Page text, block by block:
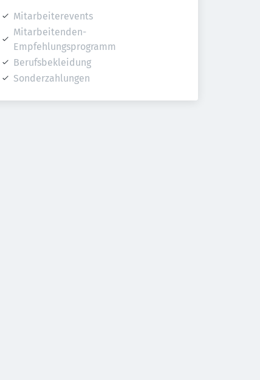
Mitarbeiterevents
Mitarbeitenden-
Empfehlungsprogramm
Berufsbekleidung
Sonderzahlungen